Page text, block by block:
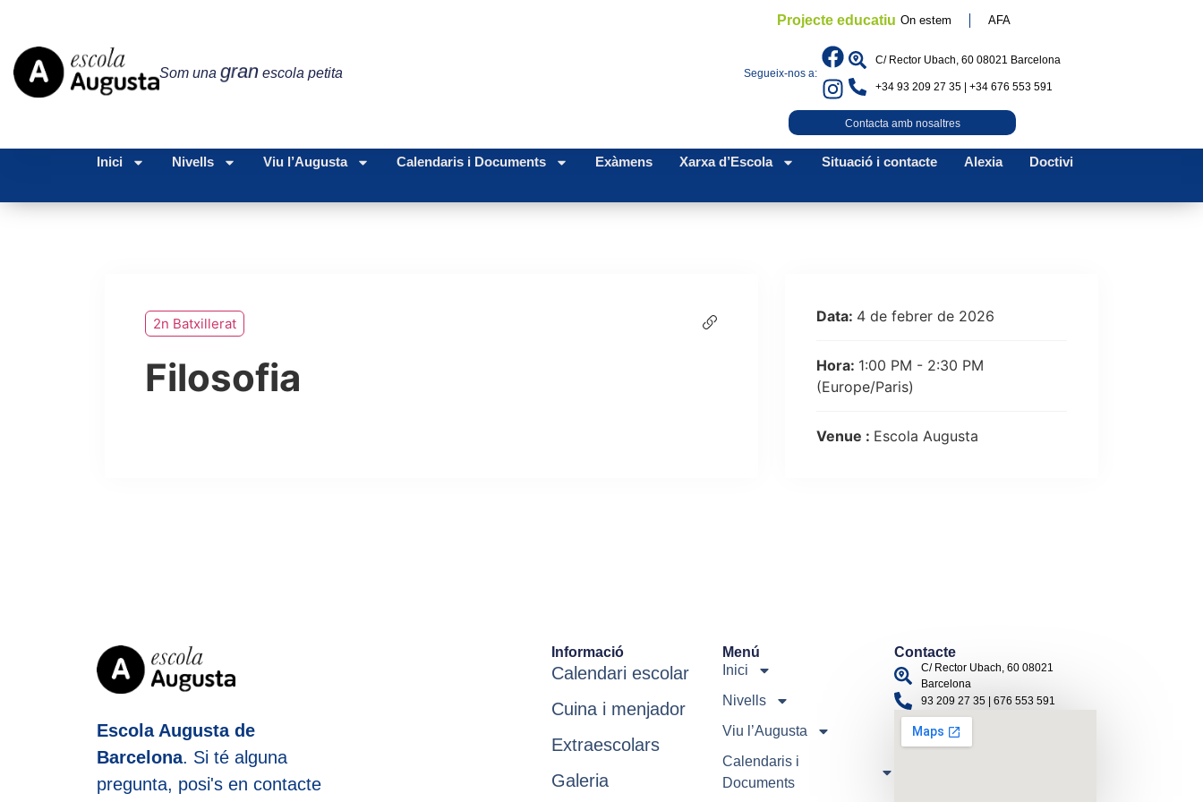
Som una gran escola petita
Projecte educatiu On estem AFA
Segueix-nos a:
C/ Rector Ubach, 60 08021 Barcelona
+34 93 209 27 35 | +34 676 553 591
Contacta amb nosaltres
Inici Nivells Viu l’Augusta Calendaris i Documents Exàmens Xarxa d’Escola Situació i contacte Alexia Doctivi
2n Batxillerat
Filosofia
Data: 4 de febrer de 2026
Hora: 1:00 PM - 2:30 PM
(Europe/Paris)
Venue : Escola Augusta
Escola Augusta de
Barcelona. Si té alguna
pregunta, posi's en contacte
Informació
Calendari escolar
Cuina i menjador
Extraescolars
Galeria
Menú
Inici
Nivells
Viu l’Augusta
Calendaris i
Documents
Contacte
C/ Rector Ubach, 60 08021
Barcelona
93 209 27 35 | 676 553 591